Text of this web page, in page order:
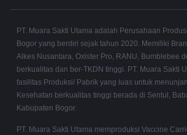
PT. Muara Sakti Utama adalah Perusahaan
Bogor yang berdiri sejak tahun 2020. Memiliki
Alkes Nusantara, Oxister Pro, RANU, Bumblebee
berkualitas dan ber-TKDN tinggi. PT. Muara Sakti
fasilitas Produksi/ Pabrik yang luas untuk
Kesehatan berkualitas tinggi berada di Sentul,
Kabupaten Bogor.
PT. Muara Sakti Utama memproduksi Vaccine